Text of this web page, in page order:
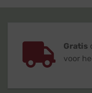
Gratis
voor